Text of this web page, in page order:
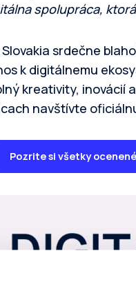
spolupráca,
Slovakia srdečne
k digitálnemu
kreativity, inovácií
navštívte
Pozrite si všetky